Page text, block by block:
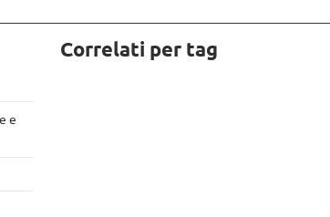
e
Correlati per tag